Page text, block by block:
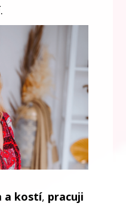
a kostí, pracuji